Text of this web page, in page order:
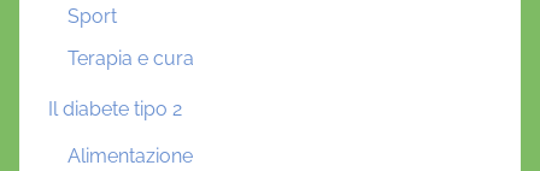
Sport
Terapia e cura
Il diabete tipo 2
Alimentazione